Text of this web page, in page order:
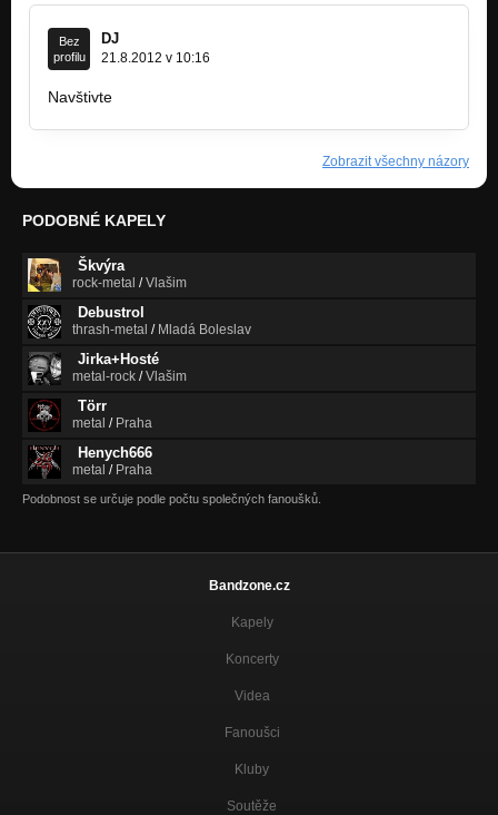
Bez
profilu
DJ
21.8.2012 v 10:16
Navštivte
Zobrazit všechny názory
PODOBNÉ KAPELY
Škvýra
rock-metal /Vlašim
Debustrol
thrash-metal / Mladá Boleslav
Jirka+Hosté
metal-rock /Vlašim
Törr
metal / Praha
Henych666
metal / Praha
Podobnost se určuje podle počtu společných fanoušků.
Bandzone.cz
Kapely
Koncerty
Videa
Fanoušci
Kluby
Soutěže